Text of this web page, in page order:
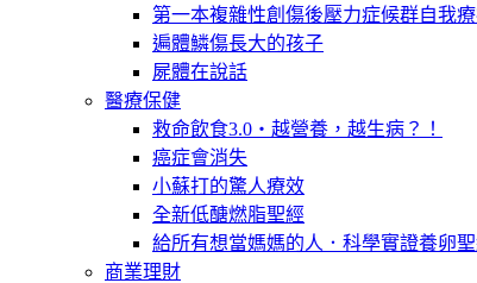
第一本複雜性創傷後壓力症候群自我
遍體鱗傷長大的孩子
屍體在說話
醫療保健
救命飲食3.0‧越營養，越生病？！
癌症會消失
小蘇打的驚人療效
全新低醣燃脂聖經
給所有想當媽媽的人．科學實證養卵
商業理財